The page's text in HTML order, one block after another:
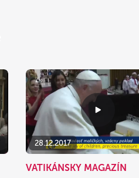
28.12.2017
VATIKÁNSKY MAGAZÍN